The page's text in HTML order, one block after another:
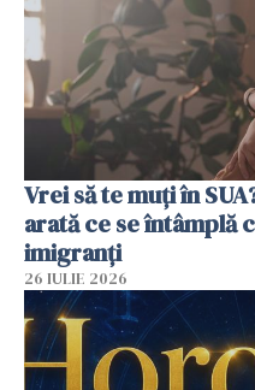
Vrei să te muți în
arată ce se întâmplă
imigranți
26 IULIE 2026